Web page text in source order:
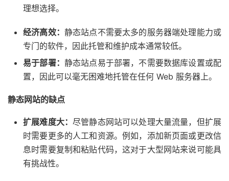
理想选择。
经济高效： 静态站点不需要太多的服务器端处理能力或
专门的软件，因此托管和维护成本通常较低。
易于部署： 静态站点易于部署，不需要数据库设置或配
置，因此可以毫无困难地托管在任何 Web 服务器上。
静态网站的缺点
扩展难度大：尽管静态网站可以处理大量流量，但扩展
时需要更多的人工和资源。例如，添加新页面或更改信
息时需要复制和粘贴代码，这对于大型网站来说可能具
有挑战性。